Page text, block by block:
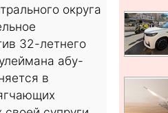
округа
32-летнего
абу-
в